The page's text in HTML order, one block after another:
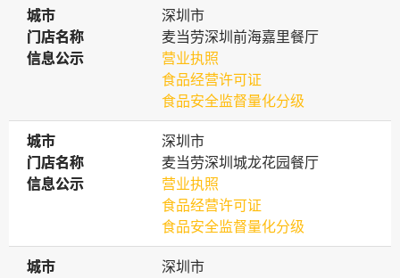
城市
城市
深圳市
门店名称
门店名称
麦当劳深圳前海嘉里餐厅
信息公示
信息公示
营业执照
食品经营许可证
食品安全监督量化分级
城市
城市
深圳市
门店名称
门店名称
麦当劳深圳城龙花园餐厅
信息公示
信息公示
营业执照
食品经营许可证
食品安全监督量化分级
城市
城市
深圳市